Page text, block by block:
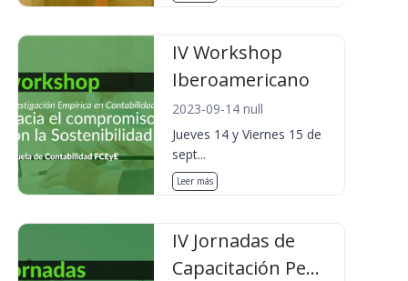
IV Workshop
Iberoamericano
2023-09-14 null
Jueves 14 y Viernes 15 de
sept...
Leer más
IV Jornadas de
Capacitación Pe...